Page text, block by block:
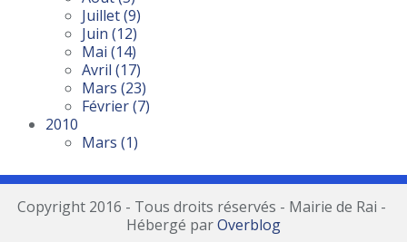
Juillet(9)
Juin (12)
Mai (14)
Avril (17)
Mars (23)
Février(7)
2010
Mars (1)
Copyright 2016 - Tous droits réservés - Mairie de Rai -
Hébergé parOverblog